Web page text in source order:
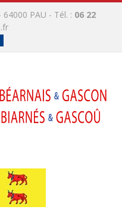
PAU - Tél. : 06 22